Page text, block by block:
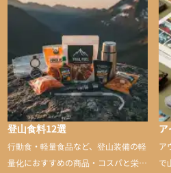
登山食料12選
行動食・軽量食品など、登山装備の軽
量化におすすめの商品・コスパと栄養
ア
で